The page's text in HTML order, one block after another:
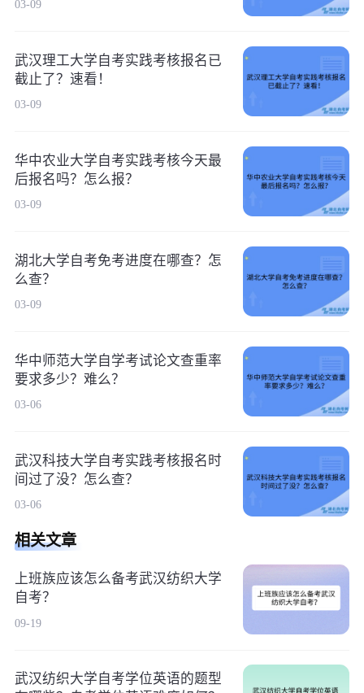
03-09
武汉理工大学自考实践考核报名已
截止了？速看！
03-09
华中农业大学自考实践考核今天最
后报名吗？怎么报？
03-09
湖北大学自考免考进度在哪查？怎
么查？
03-09
华中师范大学自学考试论文查重率
要求多少？难么？
03-06
武汉科技大学自考实践考核报名时
间过了没？怎么查？
03-06
相关文章
上班族应该怎么备考武汉纺织大学
自考？
09-19
武汉纺织大学自考学位英语的题型